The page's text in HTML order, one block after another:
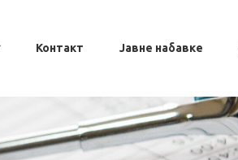
Контакт Јавне набавке